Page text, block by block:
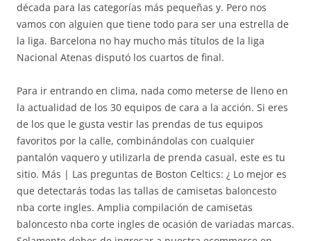
década para las categorías más pequeñas y. Pero nos
vamos con alguien que tiene todo para ser una estrella de
la liga. Barcelona no hay mucho más títulos de la liga
Nacional Atenas disputó los cuartos de final.
Para ir entrando en clima, nada como meterse de lleno en
la actualidad de los 30 equipos de cara a la acción. Si eres
de los que le gusta vestir las prendas de tus equipos
favoritos por la calle, combinándolas con cualquier
pantalón vaquero y utilizarla de prenda casual, este es tu
sitio. Más | Las preguntas de Boston Celtics: ¿ Lo mejor es
que detectarás todas las tallas de camisetas baloncesto
nba corte ingles. Amplia compilación de camisetas
baloncesto nba corte ingles de ocasión de variadas marcas.